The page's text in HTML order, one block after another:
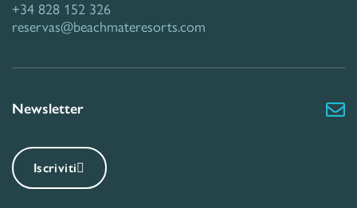
+34 828 152 326
reservas@beachmateresorts.com
Newsletter
Iscriviti